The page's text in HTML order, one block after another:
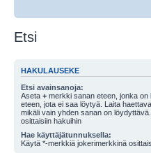
Etsi
HAKULAUSEKE
Etsi avainsanoja:
Aseta + merkki sanan eteen, jonka on
eteen, jota ei saa löytyä. Laita
mikäli vain yhden sanan on
osittaisiin hakuihin
Hae käyttäjätunnuksella:
Käytä *-merkkiä jokerimerkkinä